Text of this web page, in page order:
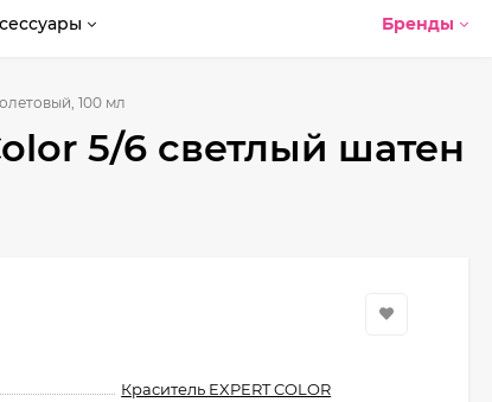
Бренды
100 мл
5/6 светлый шатен
Краситель EXPERT COLOR